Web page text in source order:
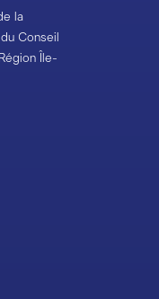
la
Conseil
Île-